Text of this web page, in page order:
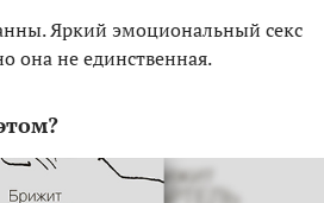
Яркий эмоциональный секс
она не единственная.